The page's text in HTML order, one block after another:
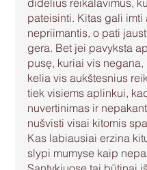
pateisinti. Kitas gali
nepriimantis, o pati
gera. Bet jei pavyksta
pusę, kuriai vis
kelia vis aukštesnius
tiek visiems aplinkui,
nuvertinimas ir
nušvisti visai kitomis
Kas labiausiai erzina
slypi mumyse kaip